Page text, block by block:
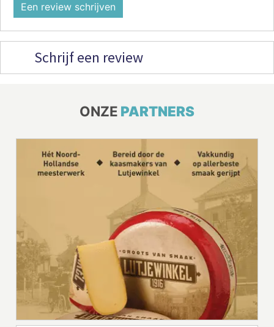
Een review schrijven
Schrijf een review
ONZE PARTNERS